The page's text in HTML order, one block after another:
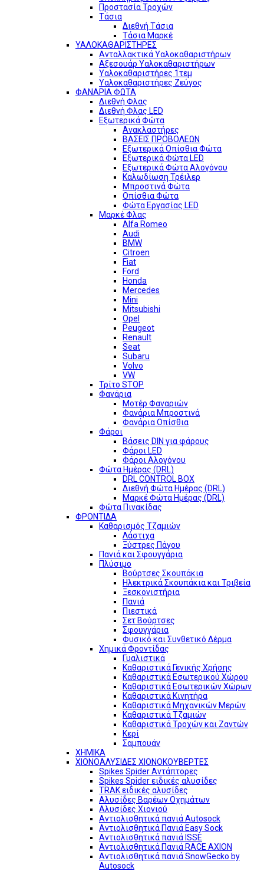
Προστασία Τροχών
Τάσια
Διεθνή Τάσια
Τάσια Μαρκέ
ΥΑΛΟΚΑΘΑΡΙΣΤΗΡΕΣ
Ανταλλακτικά Υαλοκαθαριστήρων
Αξεσουάρ Υαλοκαθαριστήρων
Υαλοκαθαριστήρες 1τεμ
Υαλοκαθαριστήρες Ζεύγος
ΦΑΝΑΡΙΑ ΦΩΤΑ
Διεθνή Φλας
Διεθνή Φλας LED
Εξωτερικά Φώτα
Ανακλαστήρες
ΒΑΣΕΙΣ ΠΡΟΒΟΛΕΩΝ
Εξωτερικά Οπίσθια Φώτα
Εξωτερικά Φώτα LED
Εξωτερικά Φώτα Αλογόνου
Καλωδίωση Τρέιλερ
Μπροστινά Φώτα
Οπίσθια Φώτα
Φώτα Εργασίας LED
Μαρκέ Φλας
Alfa Romeo
Audi
BMW
Citroen
Fiat
Ford
Honda
Mercedes
Mini
Mitsubishi
Opel
Peugeot
Renault
Seat
Subaru
Volvo
VW
Τρίτο STOP
Φανάρια
Μοτέρ Φαναριών
Φανάρια Μπροστινά
Φανάρια Οπίσθια
Φάροι
Βάσεις DIN για φάρους
Φάροι LED
Φάροι Αλογόνου
Φώτα Ημέρας (DRL)
DRL CONTROL BOX
Διεθνή Φώτα Ημέρας (DRL)
Μαρκέ Φώτα Ημέρας (DRL)
Φώτα Πινακίδας
ΦΡΟΝΤΙΔΑ
Καθαρισμός Τζαμιών
Λάστιχα
Ξύστρες Πάγου
Πανιά και Σφουγγάρια
Πλύσιμο
Βούρτσες Σκουπάκια
Ηλεκτρικά Σκουπάκια και Τριβεία
Ξεσκονιστήρια
Πανιά
Πιεστικά
Σετ Βούρτσες
Σφουγγάρια
Φυσικό και Συνθετικό Δέρμα
Χημικά Φροντίδας
Γυαλιστικά
Καθαριστικά Γενικής Χρήσης
Καθαριστικά Εσωτερικού Χώρου
Καθαριστικά Εσωτερικών Χώρων
Καθαριστικά Κινητήρα
Καθαριστικά Μηχανικών Μερών
Καθαριστικά Τζαμιών
Καθαριστικά Τροχών και Ζαντών
Κερί
Σαμπουάν
ΧΗΜΙΚΑ
ΧΙΟΝΟΑΛΥΣΙΔΕΣ ΧΙΟΝΟΚΟΥΒΕΡΤΕΣ
Spikes Spider Αντάπτορες
Spikes Spider ειδικές αλυσίδες
TRAK ειδικές αλυσίδες
Αλυσίδες Βαρέων Οχημάτων
Αλυσίδες Χιονιού
Αντιολισθητικά πανιά Autosock
Αντιολισθητικά Πανιά Easy Sock
Αντιολισθητικά πανιά ISSE
Αντιολισθητικά Πανιά RACE AXION
Αντιολισθητικά πανιά SnowGecko by
Autosock